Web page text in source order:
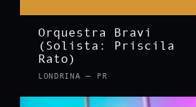
Orquestra Bravi
(Solista: Priscila
Rato)
LONDRINA — PR